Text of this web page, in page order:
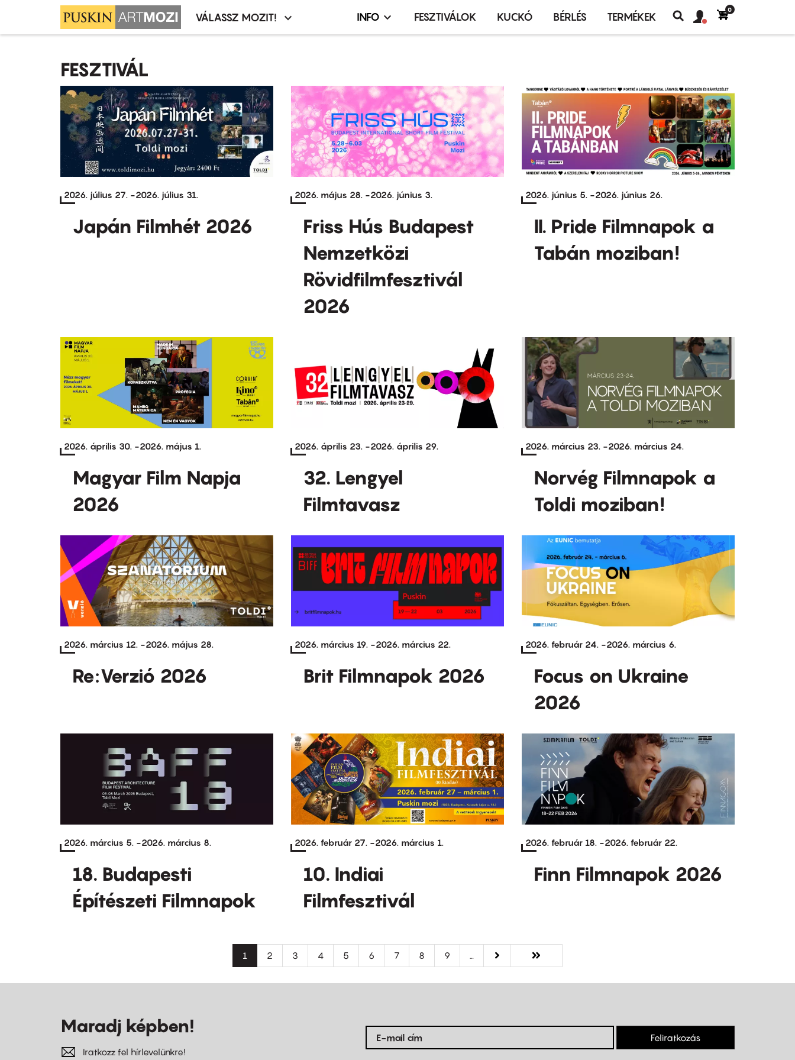
Moziválasztó
VÁLASSZ MOZIT!
Infó,
menü
INFO FESZTIVÁLOK KUCKÓ BÉRLÉS TERMÉKEK
Keresés
fiók
Felhasználói
0
FESZTIVÁL
2026. július 27. -2026. július 31.
Japán Filmhét 2026
2026. május 28.-2026. június 3.
Friss Hús Budapest
Nemzetközi
Rövidfilmfesztivál
2026
2026. június 5.-2026. június 26.
II. Pride Filmnapok a
Tabán moziban!
2026. április 30. -2026. május 1.
Magyar Film Napja
2026
2026. április 23.-2026. április 29.
32. Lengyel
Filmtavasz
2026. március 23.-2026. március 24.
Norvég Filmnapok a
Toldi moziban!
2026. március 12. -2026. május 28.
Re:Verzió 2026
2026. március 19.-2026. március 22.
Brit Filmnapok 2026
2026. február 24.-2026. március 6.
Focus on Ukraine
2026
2026. március 5. -2026. március 8.
18. Budapesti
Építészeti Filmnapok
2026. február 27.-2026. március 1.
10. Indiai
Filmfesztivál
2026. február 18.-2026. február 22.
Finn Filmnapok 2026
Jelenlegi
oldal
1 Oldal
2 Oldal
3 Oldal
4 Oldal
5 Oldal
6 Oldal
7 Oldal
8 Oldal
9 …
Következő
oldal
››
Utolsó
oldal
Utolsó »
Maradj képben!
Iratkozz fel hírlevelünkre!
Feliratkozás